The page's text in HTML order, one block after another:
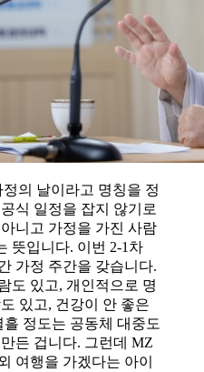
의 날이라고 명칭을 정
식 일정을 잡지 않기로
니고 가정을 가진 사람
뜻입니다. 이번 2-1차
가정 주간을 갖습니다.
도 있고, 개인적으로 명
있고, 건강이 안 좋은
정도는 공동체 대중도
든 겁니다. 그런데 MZ
여행을 가겠다는 아이